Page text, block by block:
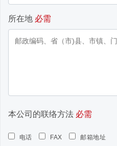
所在地 必需
本公司的联络方法 必需
电话 FAX 邮箱地址